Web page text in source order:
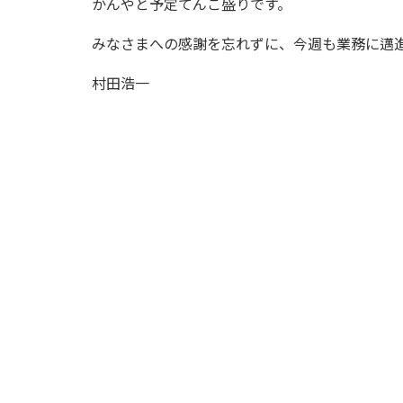
みなさまへの感謝を忘れずに、今週も業務に邁
村田浩一